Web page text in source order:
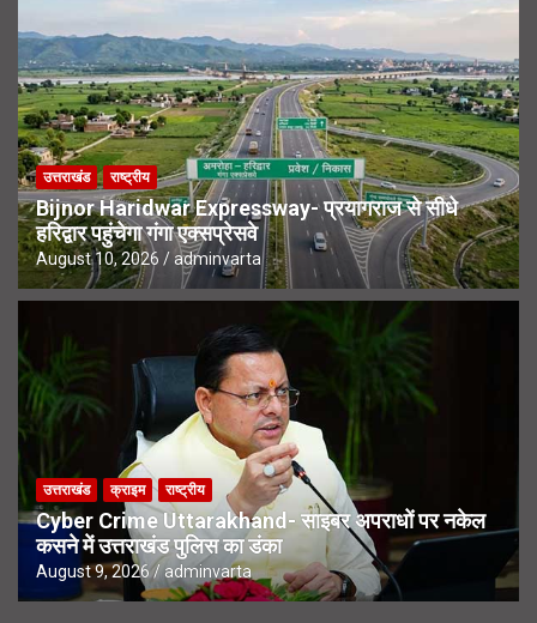
उत्तराखंड राष्ट्रीय
Bijnor Haridwar Expressway- प्रयागराज से सीधे
हरिद्वार पहुंचेगा गंगा एक्सप्रेसवे
August 10, 2026 adminvarta
उत्तराखंड क्राइम राष्ट्रीय
Cyber Crime Uttarakhand- साइबर अपराधों पर नकेल
कसने में उत्तराखंड पुलिस का डंका
August 9, 2026 adminvarta